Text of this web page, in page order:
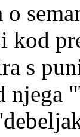
kod
s
njega